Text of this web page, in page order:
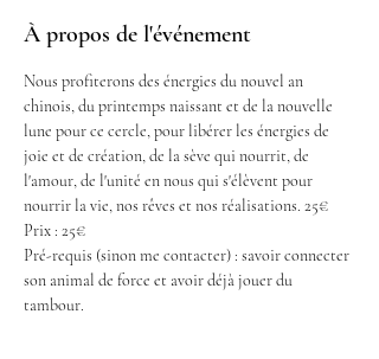
À propos de l'événement
Nous profiterons des énergies du nouvel an
chinois, du printemps naissant et de la nouvelle
lune pour ce cercle, pour libérer les énergies de
joie et de création, de la sève qui nourrit, de
l'amour, de l'unité en nous qui s'élèvent pour
nourrir la vie, nos rêves et nos réalisations. 25€
Prix : 25€
Pré-requis (sinon me contacter) : savoir connecter
son animal de force et avoir déjà jouer du
tambour.